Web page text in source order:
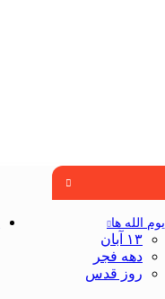
یوم الله ها
۱۳ آبان
دهه فجر
روز قدس